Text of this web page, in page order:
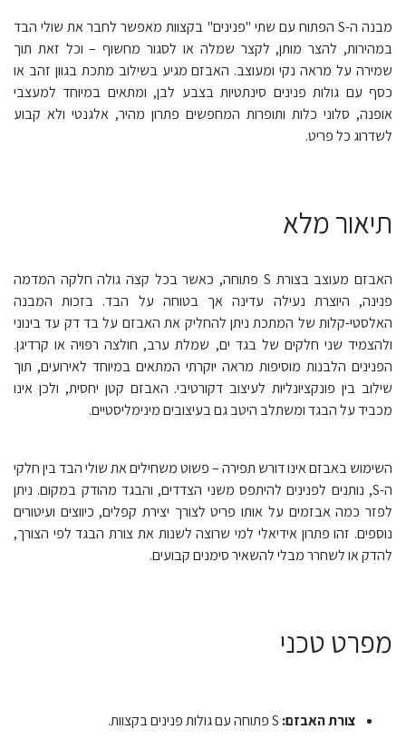
מבנה ה-S הפתוח עם שתי "פנינים" בקצוות מאפשר לחבר את שולי הבד
במהירות, להצר מותן, לקצר שמלה או לסגור מחשוף – וכל זאת תוך
שמירה על מראה נקי ומעוצב. האבזם מגיע בשילוב מתכת בגוון זהב או
כסף עם גולות פנינים סינתטיות בצבע לבן, ומתאים במיוחד למעצבי
אופנה, סלוני כלות ותופרות המחפשים פתרון מהיר, אלגנטי ולא קבוע
לשדרוג כל פריט.
תיאור מלא
האבזם מעוצב בצורת S פתוחה, כאשר בכל קצה גולה חלקה המדמה
פנינה, היוצרת נעילה עדינה אך בטוחה על הבד. בזכות המבנה
האלסטי-קלות של המתכת ניתן להחליק את האבזם על בד דק עד בינוני
ולהצמיד שני חלקים של בגד ים, שמלת ערב, חולצה רפויה או קרדיגן.
הפנינים הלבנות מוסיפות מראה יוקרתי המתאים במיוחד לאירועים, תוך
שילוב בין פונקציונליות לעיצוב דקורטיבי. האבזם קטן יחסית, ולכן אינו
מכביד על הבגד ומשתלב היטב גם בעיצובים מינימליסטיים.
השימוש באבזם אינו דורש תפירה – פשוט משחילים את שולי הבד בין חלקי
ה-S, נותנים לפנינים להיתפס משני הצדדים, והבגד מהודק במקום. ניתן
לפזר כמה אבזמים על אותו פריט לצורך יצירת קפלים, כיווצים ועיטורים
נוספים. זהו פתרון אידיאלי למי שרוצה לשנות את צורת הבגד לפי הצורך,
להדק או לשחרר מבלי להשאיר סימנים קבועים.
מפרט טכני
צורת האבזם: